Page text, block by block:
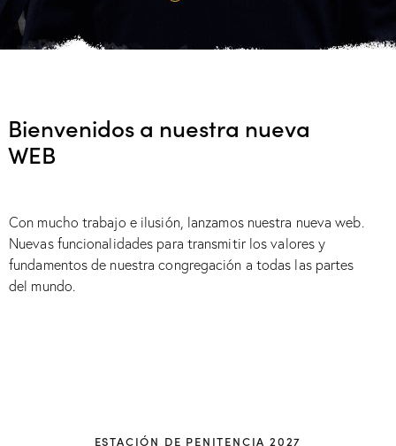
Bienvenidos a nuestra nueva
WEB
Con mucho trabajo e ilusión, lanzamos nuestra nueva web.
Nuevas funcionalidades para transmitir los valores y
fundamentos de nuestra congregación a todas las partes
del mundo.
ESTACIÓN DE PENITENCIA 2027